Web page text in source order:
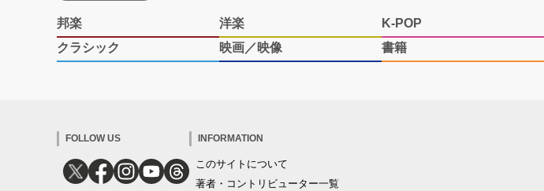
邦楽 洋楽 K-POP
クラシック
映画／映像 書籍
FOLLOW US INFORMATION
このサイトについて
著者・コントリビューター一覧